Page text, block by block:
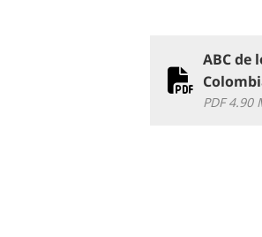
ABC de
PDF 4.90